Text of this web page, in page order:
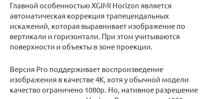
Главной особенностью XGIMI Horizon является
автоматическая коррекция трапецеидальных
искажений, которая выравнивает изображение по
вертикали и горизонтали. При этом учитываются
поверхности и объекты в зоне проекции.
Версия Pro поддерживает воспроизведение
изображения в качестве 4K, хотя у обычной модели
качество ограничено 1080p. Но, нативное разрешение